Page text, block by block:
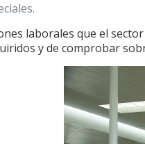
laborales que el
y de comprobar